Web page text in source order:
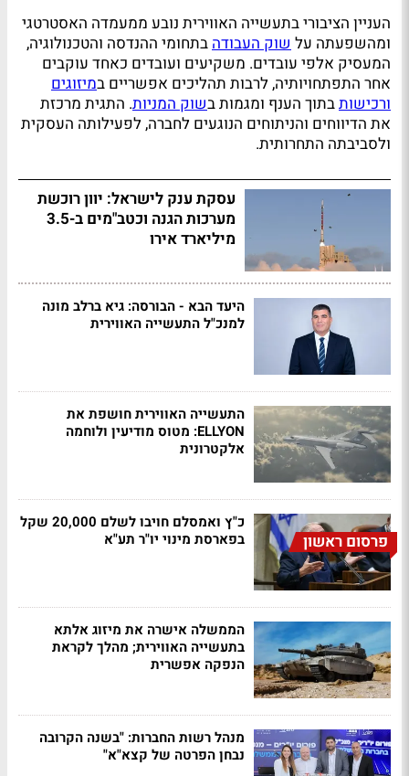
העניין הציבורי בתעשייה האווירית נובע ממעמדה האסטרטגי
ומהשפעתה עלשוק העבודהבתחומי ההנדסה והטכנולוגיה,
המעסיק אלפי עובדים. משקיעים ועובדים כאחד עוקבים
אחר התפתחויותיה, לרבות תהליכים אפשריים במיזוגים
ורכישותבתוך הענף ומגמות בשוק המניות. התגית מרכזת
את הדיווחים והניתוחים הנוגעים לחברה, לפעילותה העסקית
ולסביבתה התחרותית.
עסקת ענק לישראל: יוון רוכשת
מערכות הגנה וכטב"מים ב-3.5
מיליארד אירו
היעד הבא - הבורסה: גיא ברלב מונה
למנכ"ל התעשייה האווירית
התעשייה האווירית חושפת את
ELLYON: מטוס מודיעין ולוחמה
אלקטרונית
פרסום ראשון
כ"ץ ואמסלם חויבו לשלם 20,000 שקל
בפארסת מינוי יו"ר תע"א
הממשלה אישרה את מיזוג אלתא
בתעשייה האווירית; מהלך לקראת
הנפקה אפשרית
מנהל רשות החברות: "בשנה הקרובה
נבחן הפרטה של קצא"א"